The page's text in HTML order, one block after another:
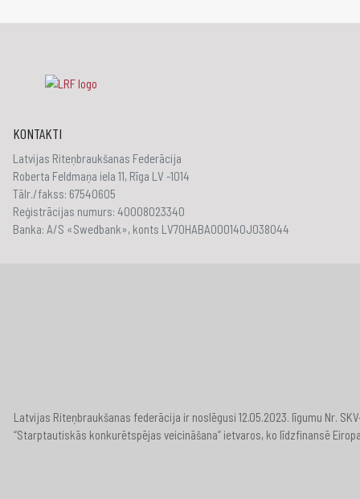
KONTAKTI
Latvijas Riteņbraukšanas Federācija
Roberta Feldmaņa iela 11, Rīga LV -1014
Tālr./fakss: 67540605
Reģistrācijas numurs: 40008023340
Banka: A/S «Swedbank», konts LV70HABA000140J038044
Latvijas Riteņbraukšanas federācija ir noslēgusi 12.05.2023. līgumu Nr.
“Starptautiskās konkurētspējas veicināšana” ietvaros, ko līdzfinansē